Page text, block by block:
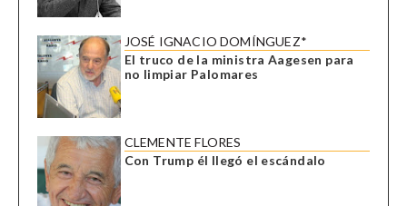
JOSÉ IGNACIO DOMÍNGUEZ*
El truco de la ministra Aagesen para
no limpiar Palomares
CLEMENTE FLORES
Con Trump él llegó el escándalo